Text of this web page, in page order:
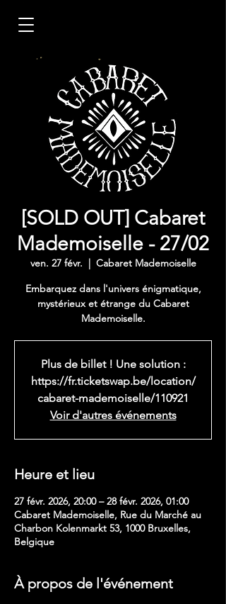
[SOLD OUT] Cabaret
Mademoiselle - 27/02
ven. 27 févr.
  |
Cabaret Mademoiselle
Embarquez dans l'univers énigmatique,
mystérieux et étrange du Cabaret
Mademoiselle.
Plus de billet ! Une solution :
https://fr.ticketswap.be/location/
cabaret-mademoiselle/110921
Voir d'autres événements
Heure et lieu
27 févr. 2026, 20:00 – 28 févr. 2026, 01:00
Cabaret Mademoiselle, Rue du Marché au
Charbon Kolenmarkt 53, 1000 Bruxelles,
Belgique
À propos de l'événement